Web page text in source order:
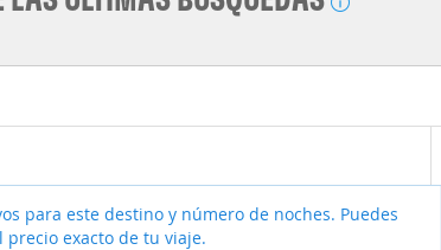
para este destino y número de noches. Puedes
exacto de tu viaje.